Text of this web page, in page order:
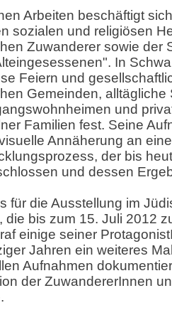
Arbeiten beschäftigt
sozialen und religiösen
Zuwanderer sowie der
In
Feiern und
Gemeinden, alltägliche
und
Familien fest. Seine
Annäherung an
der bis
und dessen
für die Ausstellung im
die bis zum 15. Juli 2012
einige seiner
Jahren ein weiteres
Aufnahmen
der ZuwandererInnen